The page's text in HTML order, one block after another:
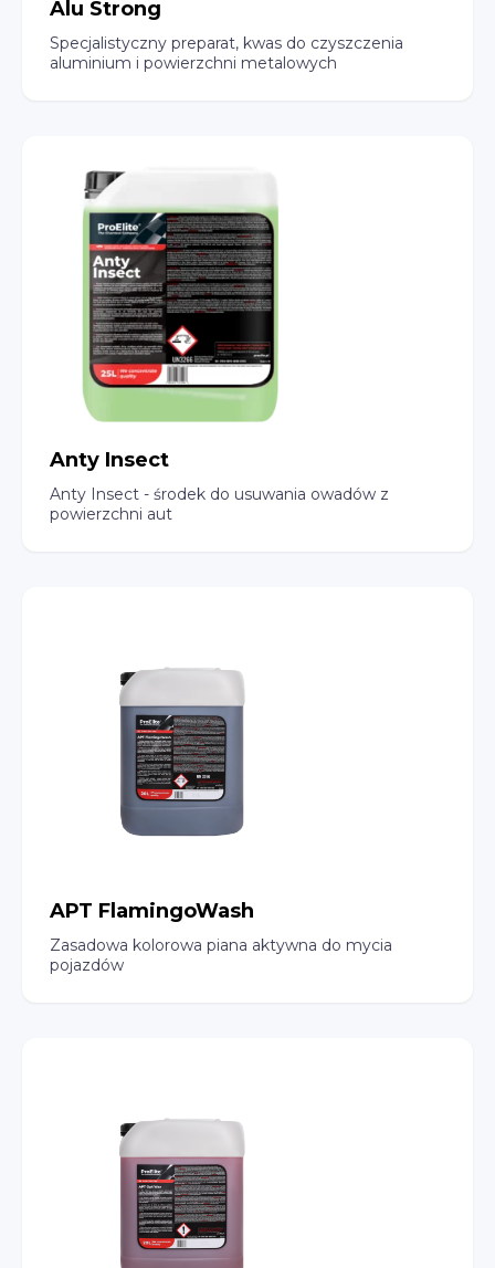
Alu Strong
Specjalistyczny preparat, kwas do czyszczenia
aluminium i powierzchni metalowych
Anty Insect
Anty Insect - środek do usuwania owadów z
powierzchni aut
APT FlamingoWash
Zasadowa kolorowa piana aktywna do mycia
pojazdów